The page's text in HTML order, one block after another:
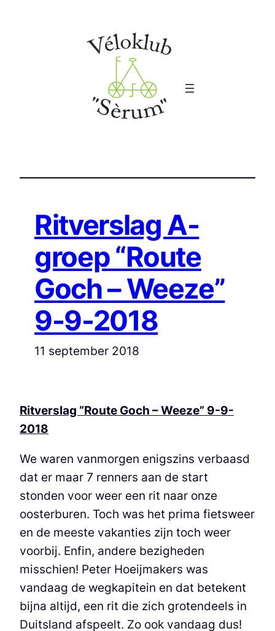
Ritverslag A-
groep “Route
Goch – Weeze”
9-9-2018
11 september 2018
Ritverslag “Route Goch – Weeze” 9-9-
2018
We waren vanmorgen enigszins verbaasd
dat er maar 7 renners aan de start
stonden voor weer een rit naar onze
oosterburen. Toch was het prima fietsweer
en de meeste vakanties zijn toch weer
voorbij. Enfin, andere bezigheden
misschien! Peter Hoeijmakers was
vandaag de wegkapitein en dat betekent
bijna altijd, een rit die zich grotendeels in
Duitsland afspeelt. Zo ook vandaag dus!